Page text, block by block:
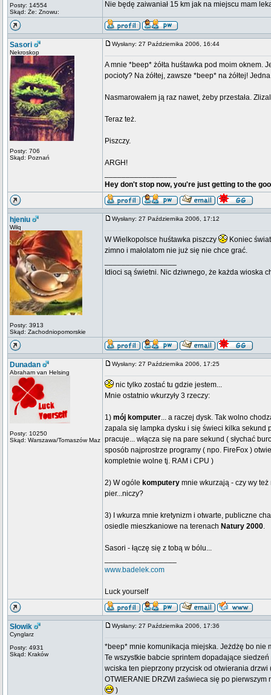
Posty: 14554
Skąd: Że: Znowu:
Nie będę zaiwaniał 15 km jak na miejscu mam
Sasori
Nekroskop
Posty: 706
Skąd: Poznań
Wysłany: 27 Października 2006, 16:44
A mnie *beep* żółta huśtawka pod moim oknem.
pocioty? Na żółtej, zawsze *beep* na żółtej!
Nasmarowałem ją raz nawet, żeby przestała.
Teraz też.
Piszczy.
ARGH!
Hey don't stop now, you're just getting to the
hjeniu
Wilq
Posty: 3913
Skąd: Zachodniopomorskie
Wysłany: 27 Października 2006, 17:12
W Wielkopolsce huśtawka piszczy
Koniec
zimno i małolatom nie już się nie chce grać.
Idioci są świetni. Nic dziwnego, że każda wioska
Dunadan
Abraham van Helsing
Posty: 10250
Skąd: Warszawa/Tomaszów Maz
Wysłany: 27 Października 2006, 17:25
nic tylko zostać tu gdzie jestem...
Mnie ostatnio wkurzyły 3 rzeczy:
1) mój komputer... a raczej dysk. Tak wolno
zapala się lampka dysku i się świeci kilka sekund
pracuje... włącza się na pare sekund ( słychać
sposób najprostrze programy ( npo. FireFox )
kompletnie wolne tj. RAM i CPU )
2) W ogóle komputery mnie wkurzają - czy wy
pier...niczy?
3) I wkurza mnie kretynizm i otwarte, publiczne
osiedle mieszkaniowe na terenach Natury 2000.
Sasori - łączę się z tobą w bólu...
www.badelek.com
Luck yourself
Słowik
Cynglarz
Posty: 4931
Skąd: Kraków
Wysłany: 27 Października 2006, 17:36
*beep* mnie komunikacja miejska. Jeżdżę bo nie
Te wszystkie babcie sprintem dopadające
wciska ten pieprzony przycisk od otwierania
OTWIERANIE DRZWI zaświeca się po
)